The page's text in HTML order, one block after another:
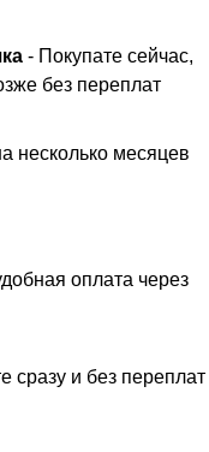
- Покупате сейчас,
без переплат
несколько месяцев
оплата через
сразу и без переплат